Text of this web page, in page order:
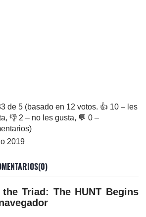
de 5 (basado en 12 votos. 👍 10 – les
👎 2 – no les gusta, 💬 0 –
2019
Triad: The HUNT Begins